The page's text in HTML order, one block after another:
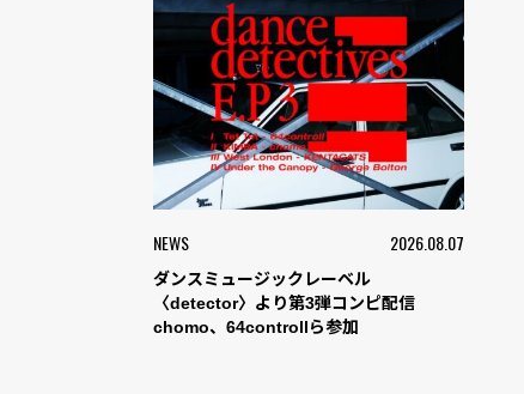
NEWS 2026.08.07
ダンスミュージックレーベル
〈detector〉より第3弾コンピ配信
chomo、64controllら参加